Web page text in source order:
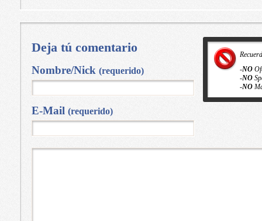
-NO
-NO
-NO
Deja tú comentario
Nombre/Nick (requerido)
E-Mail (requerido)